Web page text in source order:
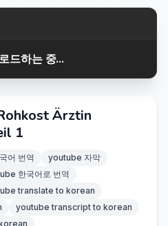
드하는 중...
Ärztin
1
어 번역
youtube 자막
한국어로 번역
translate to korean
youtube transcript to korean